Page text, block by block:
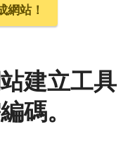
網站！
建立工具
碼。